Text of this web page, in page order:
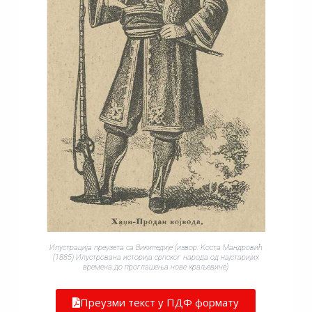
Илустрација преузета са Википедије (извор: Kоста Мандровић
(1885) Илустрована историја српског народа од најстаријих
времена до проглашења нове краљевине)
Преузми текст у ПДФ формату